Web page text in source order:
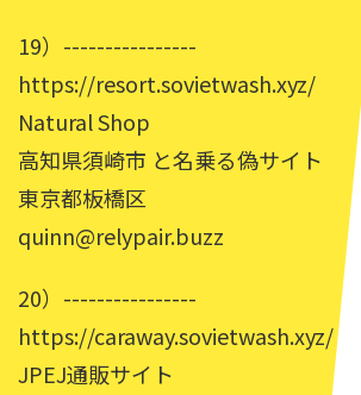
19）----------------
https://resort.sovietwash.xyz/
Natural Shop
高知県須崎市 と名乗る偽サイト
東京都板橋区
quinn@relypair.buzz
20）----------------
https://caraway.sovietwash.xyz/
JPEJ通販サイト